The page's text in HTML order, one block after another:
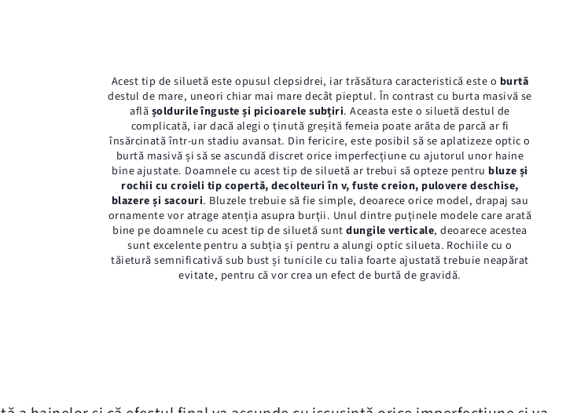
Acest tip de siluetă este opusul clepsidrei, iar trăsătura caracteristică este o burtă
destul de mare, uneori chiar mai mare decât pieptul. În contrast cu burta masivă se
află șoldurile înguste și picioarele subțiri. Aceasta este o siluetă destul de
complicată, iar dacă alegi o ținută greșită femeia poate arăta de parcă ar fi
însărcinată într-un stadiu avansat. Din fericire, este posibil să se aplatizeze optic o
burtă masivă și să se ascundă discret orice imperfecțiune cu ajutorul unor haine
bine ajustate. Doamnele cu acest tip de siluetă ar trebui să opteze pentru bluze și
rochii cu croieli tip copertă, decolteuri în v, fuste creion, pulovere deschise,
blazere și sacouri. Bluzele trebuie să fie simple, deoarece orice model, drapaj sau
ornamente vor atrage atenția asupra burții. Unul dintre puținele modele care arată
bine pe doamnele cu acest tip de siluetă suntdungile verticale, deoarece acestea
sunt excelente pentru a subția și pentru a alungi optic silueta. Rochiile cu o
tăietură semnificativă sub bust și tunicile cu talia foarte ajustată trebuie neapărat
evitate, pentru că vor crea un efect de burtă de gravidă.